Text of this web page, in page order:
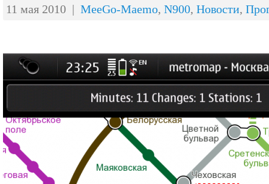
11 мая 2010 | MeeGo-Maemo, N900, Новости,